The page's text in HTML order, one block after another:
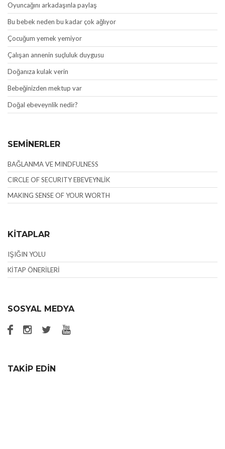
Oyuncağını arkadaşınla paylaş
Bu bebek neden bu kadar çok ağlıyor
Çocuğum yemek yemiyor
Çalışan annenin suçluluk duygusu
Doğanıza kulak verin
Bebeğinizden mektup var
Doğal ebeveynlik nedir?
SEMİNERLER
BAĞLANMA VE MINDFULNESS
CIRCLE OF SECURITY EBEVEYNLİK
MAKING SENSE OF YOUR WORTH
KİTAPLAR
IŞIĞIN YOLU
KİTAP ÖNERİLERİ
SOSYAL MEDYA
TAKİP EDİN